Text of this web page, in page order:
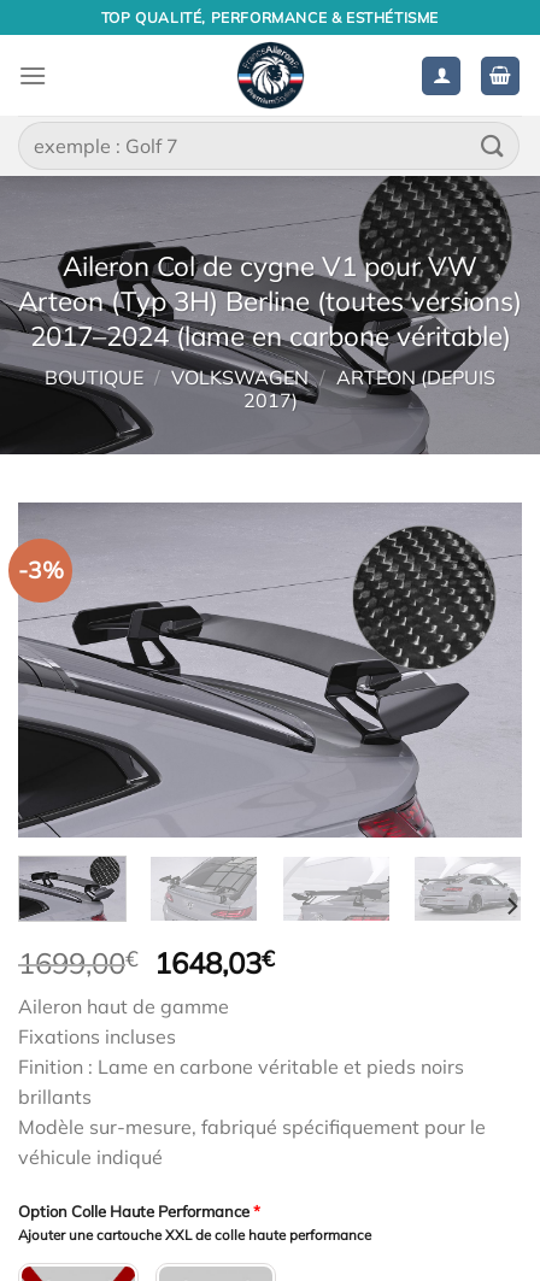
contenu
TOP QUALITÉ, PERFORMANCE & ESTHÉTISME
Recherche
pour :
Aileron Col de cygne V1 pour VW
Arteon (Typ 3H) Berline (toutes versions)
2017–2024 (lame en carbone véritable)
BOUTIQUE / VOLKSWAGEN / ARTEON (DEPUIS
2017)
-3%
1699,00€
Le
initial
était :
1699,00€.
1648,03€Le
1648,03€.
Aileron haut de gamme
Fixations incluses
Finition : Lame en carbone véritable et pieds noirs
brillants
Modèle sur-mesure, fabriqué spécifiquement pour le
véhicule indiqué
Option Colle Haute Performance*
Ajouter une cartouche XXL de colle haute performance